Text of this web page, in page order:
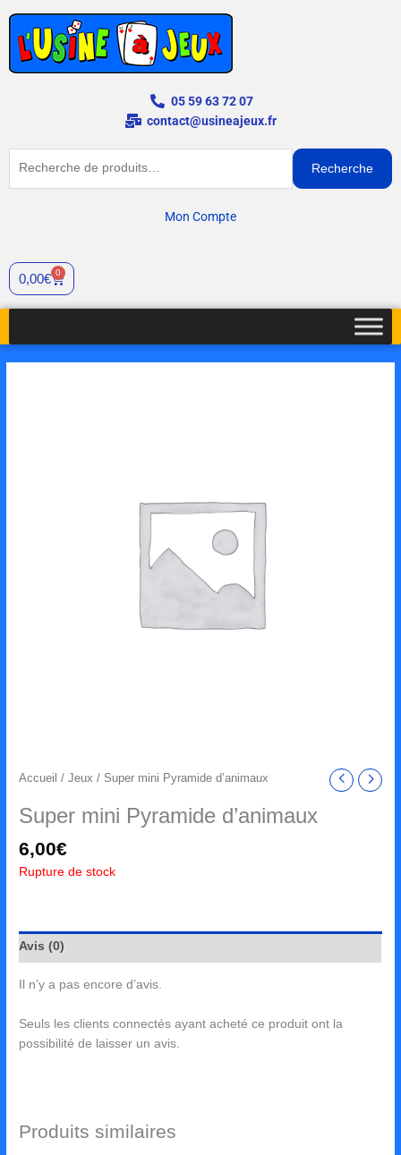
contenu
05 59 63 72 07
contact@usineajeux.fr
Recherche
Mon Compte
0,00€ 0
Cart
Accueil /Jeux / Super mini Pyramide d’animaux
Super mini Pyramide d’animaux
6,00€
Rupture de stock
Avis (0)
Il n’y a pas encore d’avis.
Seuls les clients connectés ayant acheté ce produit ont la
possibilité de laisser un avis.
Produits similaires